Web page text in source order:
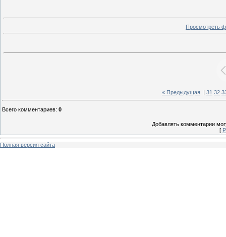
Просмотреть
« Предыдущая 31 32
Всего комментариев: 0
Добавлять комментарии
[
Полная версия сайта